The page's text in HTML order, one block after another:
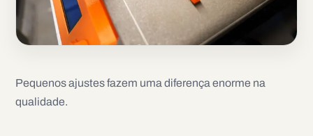
Pequenos ajustes fazem uma diferença enorme na
qualidade.